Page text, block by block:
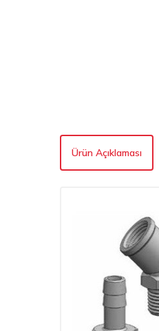
Ürün Açıklaması